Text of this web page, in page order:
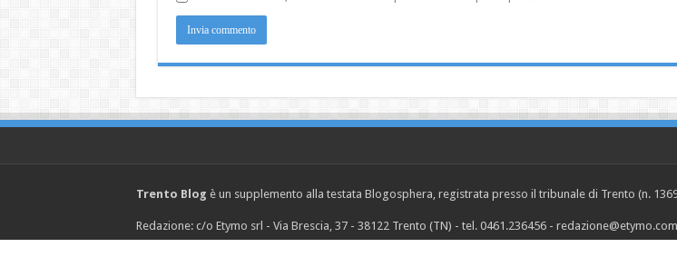
Trento Blog è un supplemento alla testata Blogosphera, registrata presso il tribunale di Trento (n.
Redazione: c/o Etymo srl - Via Brescia, 37 - 38122 Trento (TN) - tel. 0461.236456 - redazione@etymo.com